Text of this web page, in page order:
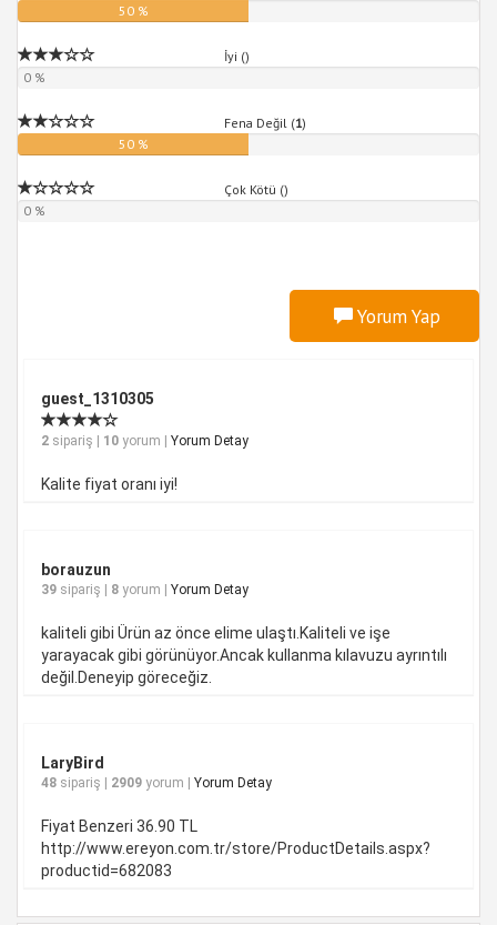
50 %
İyi ()
0 %
Fena Değil (1)
50 %
Çok Kötü ()
0 %
Yorum Yap
guest_1310305
2 sipariş | 10 yorum | Yorum Detay
Kalite fiyat oranı iyi!
borauzun
39 sipariş | 8 yorum | Yorum Detay
kaliteli gibi Ürün az önce elime ulaştı.Kaliteli ve işe
yarayacak gibi görünüyor.Ancak kullanma kılavuzu ayrıntılı
değil.Deneyip göreceğiz.
LaryBird
48 sipariş | 2909 yorum | Yorum Detay
Fiyat Benzeri 36.90 TL
http://www.ereyon.com.tr/store/ProductDetails.aspx?
productid=682083